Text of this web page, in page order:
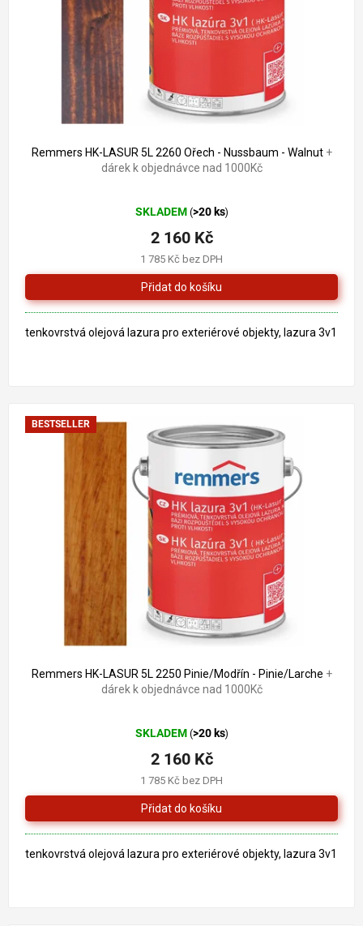
Remmers HK-LASUR 5L 2260 Ořech - Nussbaum - Walnut +
dárek k objednávce nad 1000Kč
hodnocení
produktu
je
5,0
z
5
hvězdiček.
SKLADEM (>20 ks)
1 785 Kč bez DPH
2 160 Kč
tenkovrstvá olejová lazura pro exteriérové objekty, lazura 3v1
BESTSELLER
Remmers HK-LASUR 5L 2250 Pinie/Modřín - Pinie/Larche +
dárek k objednávce nad 1000Kč
hodnocení
produktu
je
5,0
z
5
hvězdiček.
SKLADEM (>20 ks)
1 785 Kč bez DPH
2 160 Kč
tenkovrstvá olejová lazura pro exteriérové objekty, lazura 3v1